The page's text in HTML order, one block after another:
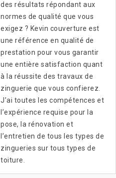
des résultats répondant aux
normes de qualité que vous
exigez ? Kevin couverture est
une référence en qualité de
prestation pour vous garantir
une entière satisfaction quant
à la réussite des travaux de
zinguerie que vous confierez.
J’ai toutes les compétences et
l’expérience requise pour la
pose, la rénovation et
l’entretien de tous les types de
zingueries sur tous types de
toiture.